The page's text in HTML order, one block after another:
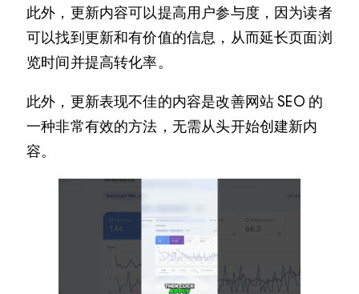
此外，更新内容可以提高用户参与度，因为读者
可以找到更新和有价值的信息，从而延长页面浏
览时间并提高转化率。
此外，更新表现不佳的内容是改善网站 SEO 的
一种非常有效的方法，无需从头开始创建新内
容。